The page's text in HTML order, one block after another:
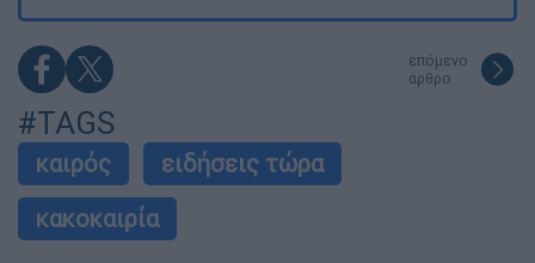
επόμενο
άρθρο
#TAGS
καιρός
ειδήσεις τώρα
κακοκαιρία